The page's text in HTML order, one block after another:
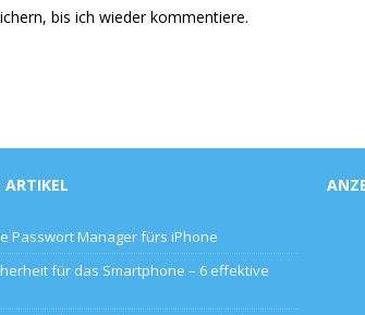
bis ich wieder kommentiere.
ARTIKEL
Passwort Manager fürs iPhone
für das Smartphone – 6 effektive